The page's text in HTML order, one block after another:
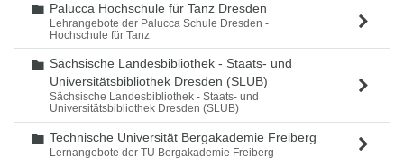
Ordner
Palucca Hochschule für Tanz Dresden
Lehrangebote der Palucca Schule Dresden -
Hochschule für Tanz
Ordner
Sächsische Landesbibliothek - Staats- und
Universitätsbibliothek Dresden (SLUB)
Sächsische Landesbibliothek - Staats- und
Universitätsbibliothek Dresden (SLUB)
Ordner
Technische Universität Bergakademie Freiberg
Lernangebote der TU Bergakademie Freiberg